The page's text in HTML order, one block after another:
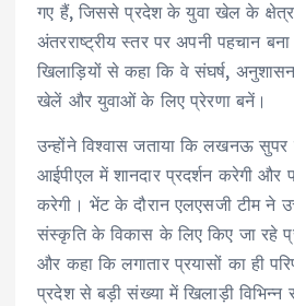
गए हैं, जिससे प्रदेश के युवा खेल के क्षेत्र
अंतरराष्ट्रीय स्तर पर अपनी पहचान
खिलाड़ियों से कहा कि वे संघर्ष,
खेलें और युवाओं के लिए प्रेरणा बनें।
उन्होंने विश्वास जताया कि लखनऊ
आईपीएल में शानदार प्रदर्शन करेगी और
करेगी। भेंट के दौरान एलएसजी टीम ने
संस्कृति के विकास के लिए किए जा रहे
और कहा कि लगातार प्रयासों का ही
प्रदेश से बड़ी संख्या में खिलाड़ी विभिन्न